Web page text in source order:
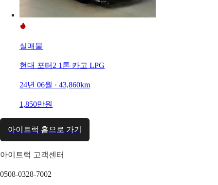
실매물
현대 포터2 1톤 카고 LPG
24년 06월 · 43,860km
1,850만원
아이트럭 홈으로 가기
아이트럭 고객센터
0508-0328-7002